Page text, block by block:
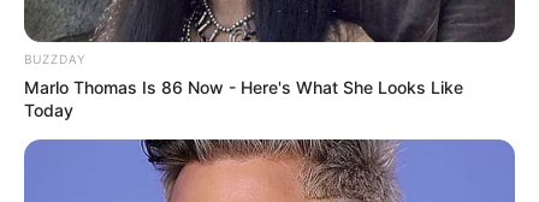
BUZZDAY
Marlo Thomas Is 86 Now - Here's What She Looks Like
Today